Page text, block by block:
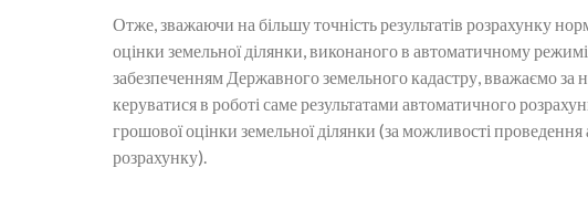
Отже, зважаючи на більшу точність результатів розрахунку
оцінки земельної ділянки, виконаного в автоматичному
забезпеченням Державного земельного кадастру, вважаємо за
керуватися в роботі саме результатами автоматичного
грошової оцінки земельної ділянки (за можливості
розрахунку).